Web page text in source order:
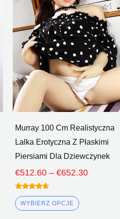
Murray 100 Cm Realistyczna
Lalka Erotyczna Z Płaskimi
Piersiami Dla Dziewczynek
€512.60 – €652.30
€652.30
Oceniono
4.50
z 5
WYBIERZ OPCJE
wiele
wariantów.
Opcje
można
wybrać
na
stronie
produktu